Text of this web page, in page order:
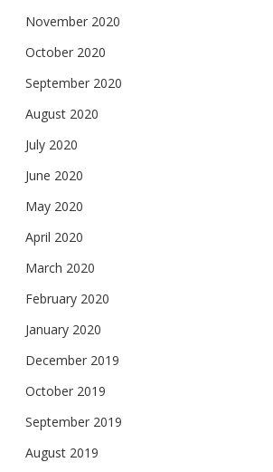
November 2020
October 2020
September 2020
August 2020
July 2020
June 2020
May 2020
April 2020
March 2020
February 2020
January 2020
December 2019
October 2019
September 2019
August 2019